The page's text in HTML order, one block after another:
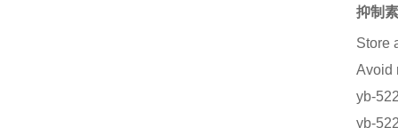
抑制
Store
Avoid
yb-
yb-